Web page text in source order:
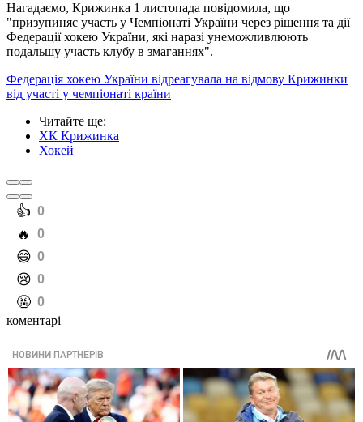
Нагадаємо, Крижинка 1 листопада повідомила, що
"призупиняє участь у Чемпіонаті України через рішення та дії
Федерації хокею України, які наразі унеможливлюють
подальшу участь клубу в змаганнях".
Федерація хокею України відреагувала на відмову Крижинки
від участі у чемпіонаті країни
Читайте ще:
ХК Крижинка
Хокей
️👍 0
️🔥 0
️😄 0
️😢 0
️🤬 0
коментарі